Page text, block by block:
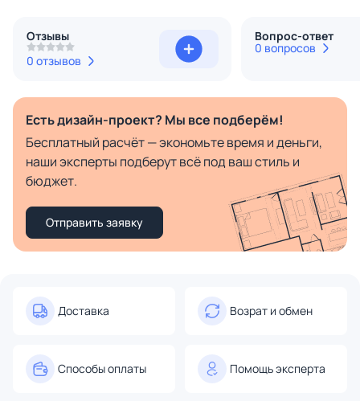
Отзывы
0 отзывов
Вопрос-ответ
0 вопросов
Есть дизайн-проект? Мы все подберём!
Бесплатный расчёт — экономьте время и деньги,
наши эксперты подберут всё под ваш стиль и
бюджет.
Отправить заявку
Доставка Возрат и обмен
Способы оплаты Помощь эксперта